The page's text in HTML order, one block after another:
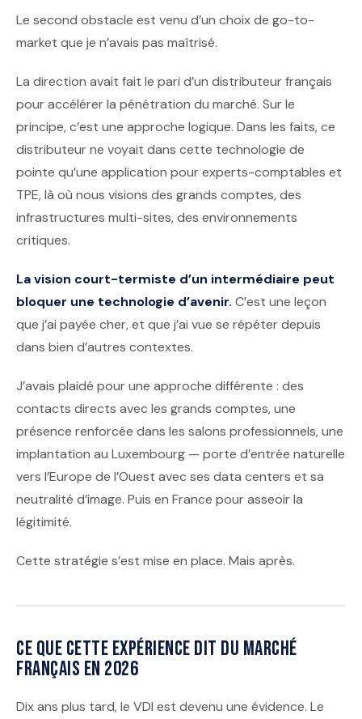
Le second obstacle est venu d’un choix de go-to-
market que je n’avais pas maîtrisé.
La direction avait fait le pari d’un distributeur français
pour accélérer la pénétration du marché. Sur le
principe, c’est une approche logique. Dans les faits, ce
distributeur ne voyait dans cette technologie de
pointe qu’une application pour experts-comptables et
TPE, là où nous visions des grands comptes, des
infrastructures multi-sites, des environnements
critiques.
La vision court-termiste d’un intermédiaire peut
bloquer une technologie d’avenir. C’est une leçon
que j’ai payée cher, et que j’ai vue se répéter depuis
dans bien d’autres contextes.
J’avais plaidé pour une approche différente : des
contacts directs avec les grands comptes, une
présence renforcée dans les salons professionnels, une
implantation au Luxembourg — porte d’entrée naturelle
vers l’Europe de l’Ouest avec ses data centers et sa
neutralité d’image. Puis en France pour asseoir la
légitimité.
Cette stratégie s’est mise en place. Mais après.
Ce que cette expérience dit du marché
français en 2026
Dix ans plus tard, le VDI est devenu une évidence. Le